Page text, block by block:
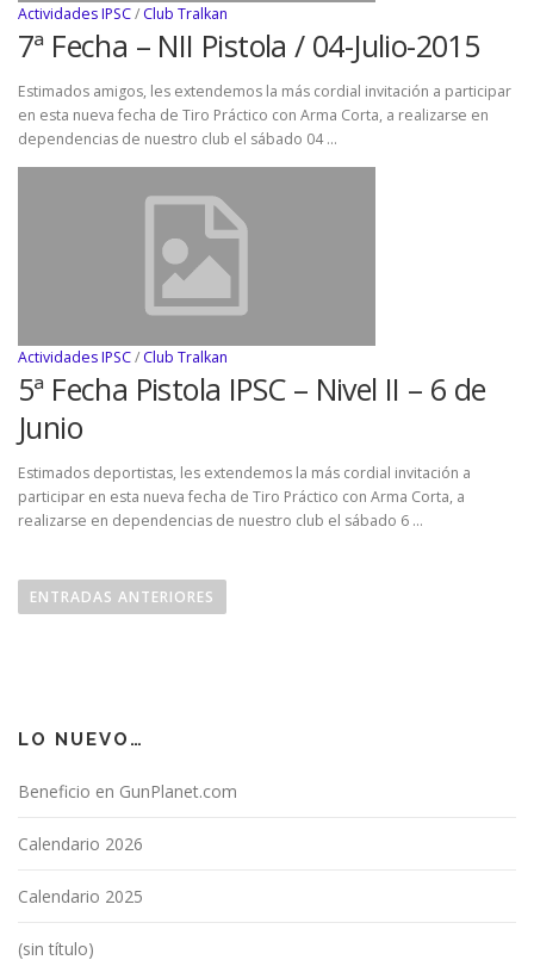
Actividades IPSC/Club Tralkan
7ª Fecha – NII Pistola / 04-Julio-2015
Estimados amigos, les extendemos la más cordial invitación a participar
en esta nueva fecha de Tiro Práctico con Arma Corta, a realizarse en
dependencias de nuestro club el sábado 04 …
Actividades IPSC/Club Tralkan
5ª Fecha Pistola IPSC – Nivel II – 6 de
Junio
Estimados deportistas, les extendemos la más cordial invitación a
participar en esta nueva fecha de Tiro Práctico con Arma Corta, a
realizarse en dependencias de nuestro club el sábado 6 …
a
c
i
n
e
e
ENTRADAS ANTERIORES
LO NUEVO…
Beneficio en GunPlanet.com
Calendario 2026
Calendario 2025
(sin título)